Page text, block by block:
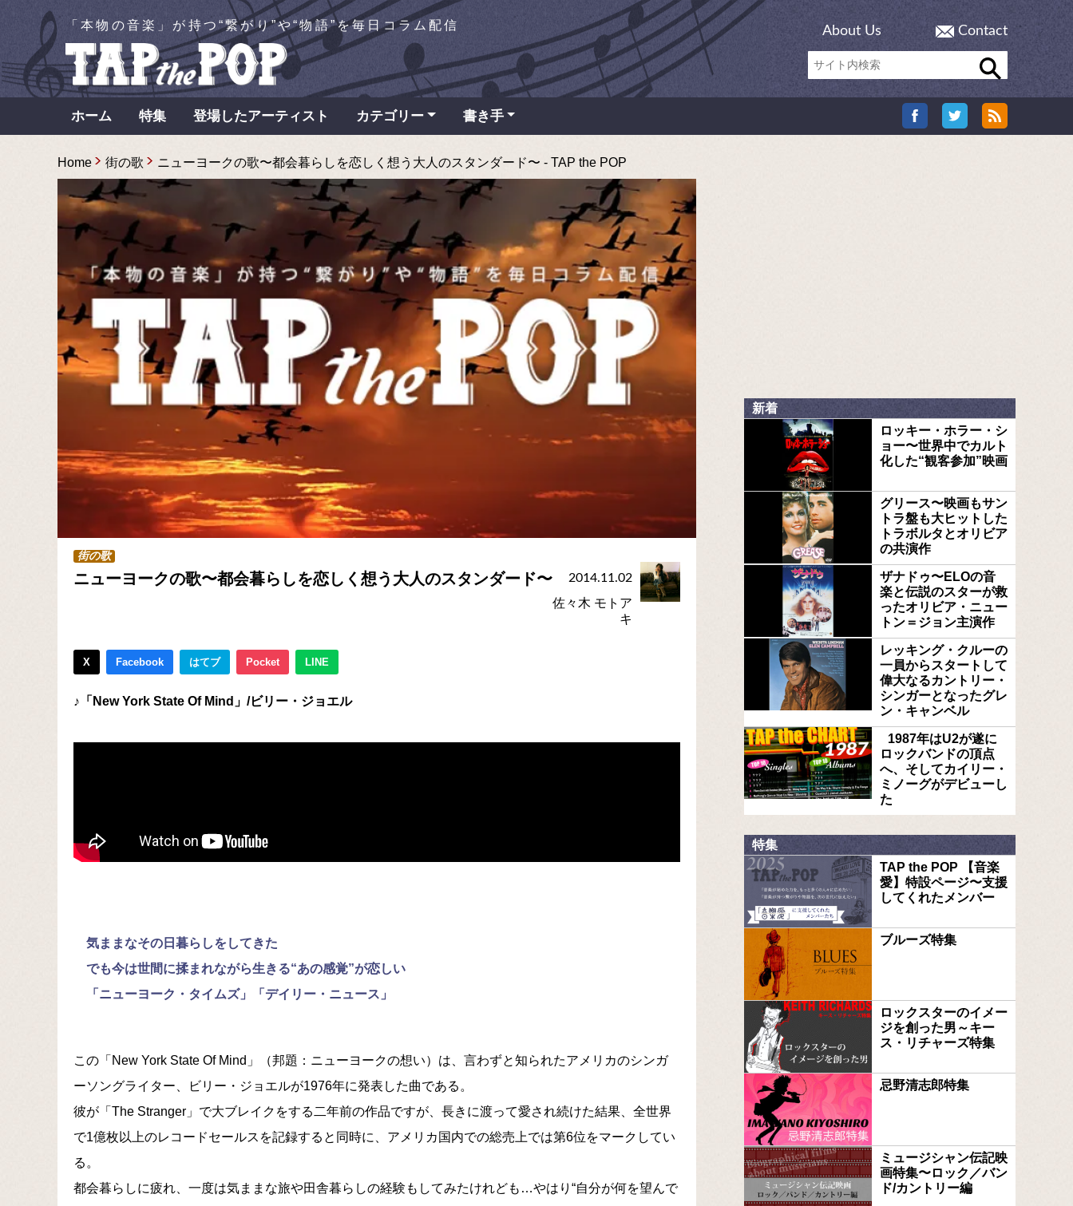
「本物の音楽」が持つ“繋がり”や“物語”を毎日コラム配信 About Us Contact
ホーム 特集 登場したアーティスト カテゴリー 書き手
Home 街の歌 ニューヨークの歌〜都会暮らしを恋しく想う大人のスタンダード〜 - TAP the POP
街の歌
ニューヨークの歌〜都会暮らしを恋しく想う大人のスタンダード〜 2014.11.02
佐々木 モトア
キ
X Facebook はてブ Pocket LINE
♪「New York State Of Mind」/ビリー・ジョエル
気ままなその日暮らしをしてきた
でも今は世間に揉まれながら生きる“あの感覚”が恋しい
「ニューヨーク・タイムズ」「デイリー・ニュース」
この「New York State Of Mind」（邦題：ニューヨークの想い）は、言わずと知られたアメリカのシンガ
ーソングライター、ビリー・ジョエルが1976年に発表した曲である。
彼が「The Stranger」で大ブレイクをする二年前の作品ですが、長きに渡って愛され続けた結果、全世界
で1億枚以上のレコードセールスを記録すると同時に、アメリカ国内での総売上では第6位をマークしてい
る。
都会暮らしに疲れ、一度は気ままな旅や田舎暮らしの経験もしてみたけれども…やはり“自分が何を望んで
新着
ロッキー・ホラー・シ
ョー〜世界中でカルト
化した“観客参加”映画
グリース〜映画もサン
トラ盤も大ヒットした
トラボルタとオリビア
の共演作
ザナドゥ〜ELOの音
楽と伝説のスターが救
ったオリビア・ニュー
トン＝ジョン主演作
レッキング・クルーの
一員からスタートして
偉大なるカントリー・
シンガーとなったグレ
ン・キャンベル
1987年はU2が遂に
ロックバンドの頂点
へ、そしてカイリー・
ミノーグがデビューし
た
特集
TAP the POP 【音楽
愛】特設ページ〜支援
してくれたメンバー
ブルーズ特集
ロックスターのイメー
ジを創った男～キー
ス・リチャーズ特集
忌野清志郎特集
ミュージシャン伝記映
画特集〜ロック／バン
ド/カントリー編